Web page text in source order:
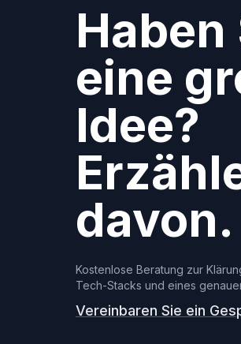
Haben
eine
Idee?
davon.
Kostenlose Beratung zur
Tech-Stacks und eines
Vereinbaren Sie ein